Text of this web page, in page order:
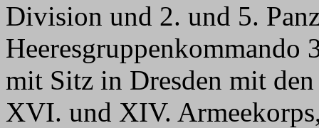
Division und 2. und 5.
Heeresgruppenkommando
mit Sitz in Dresden mit
XVI. und XIV.